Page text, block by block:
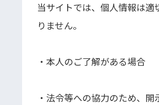
当サイトでは、個人情報は
りません。
・本人のご了解がある場合
・法令等への協力のため、